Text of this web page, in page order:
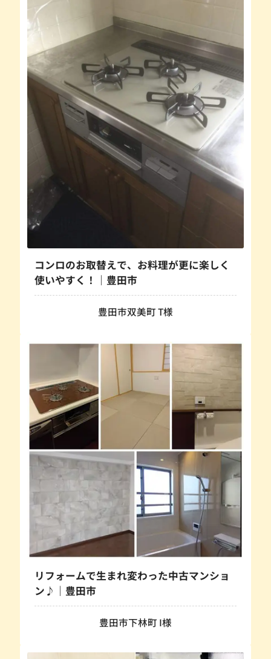
コンロのお取替えで、お料理が更に楽しく
使いやすく！｜豊田市
豊田市双美町 T様
リフォームで生まれ変わった中古マンショ
ン♪｜豊田市
豊田市下林町 I様